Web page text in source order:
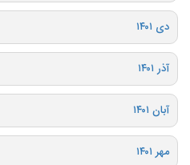
دی ۱۴۰۱
آذر ۱۴۰۱
آبان ۱۴۰۱
مهر ۱۴۰۱